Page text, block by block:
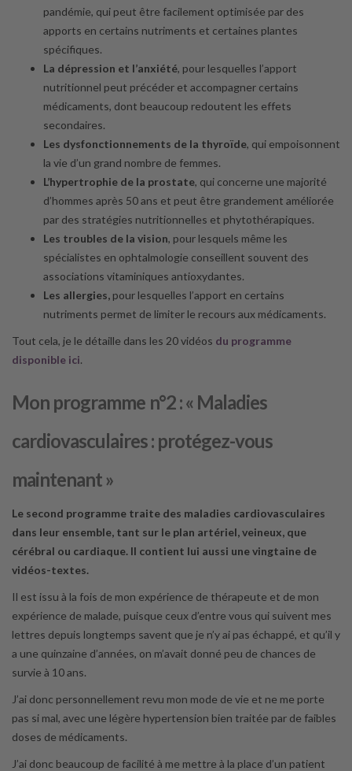
pandémie, qui peut être facilement optimisée par des
apports en certains nutriments et certaines plantes
spécifiques.
La dépression et l’anxiété, pour lesquelles l’apport
nutritionnel peut précéder et accompagner certains
médicaments, dont beaucoup redoutent les effets
secondaires.
Les dysfonctionnements de la thyroïde, qui empoisonnent
la vie d’un grand nombre de femmes.
L’hypertrophie de la prostate, qui concerne une majorité
d’hommes après 50 ans et peut être grandement améliorée
par des stratégies nutritionnelles et phytothérapiques.
Les troubles de la vision, pour lesquels même les
spécialistes en ophtalmologie conseillent souvent des
associations vitaminiques antioxydantes.
Les allergies, pour lesquelles l’apport en certains
nutriments permet de limiter le recours aux médicaments.
Tout cela, je le détaille dans les 20 vidéos du programme
disponible ici.
Mon programme n°2 : « Maladies
cardiovasculaires : protégez-vous
maintenant »
Le second programme traite des maladies cardiovasculaires
dans leur ensemble, tant sur le plan artériel, veineux, que
cérébral ou cardiaque. Il contient lui aussi une vingtaine de
vidéos-textes.
Il est issu à la fois de mon expérience de thérapeute et de mon
expérience de malade, puisque ceux d’entre vous qui suivent mes
lettres depuis longtemps savent que je n’y ai pas échappé, et qu’il y
a une quinzaine d’années, on m’avait donné peu de chances de
survie à 10 ans.
J’ai donc personnellement revu mon mode de vie et ne me porte
pas si mal, avec une légère hypertension bien traitée par de faibles
doses de médicaments.
J’ai donc beaucoup de facilité à me mettre à la place d’un patient